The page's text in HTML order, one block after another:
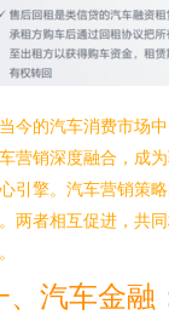
今的汽车消费市场
营销深度融合，成
引擎。汽车营销策
两者相互促进，共
、汽车金融